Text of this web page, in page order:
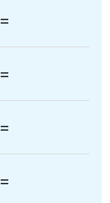
=
=
=
=